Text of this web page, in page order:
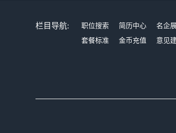
栏目导航: 职位搜索 简历中心 名企
套餐标准
金币充值 意见